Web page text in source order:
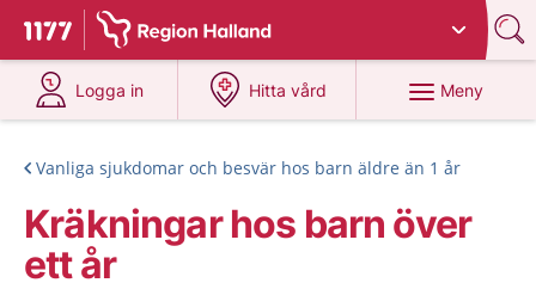
Till startsidan för 1177
Du har valt region Halland
Logga in
på 1177.se
Hitta vård
på 1177.se
Meny
Vanliga sjukdomar och besvär hos barn äldre än 1 år
Kräkningar hos barn över
ett år